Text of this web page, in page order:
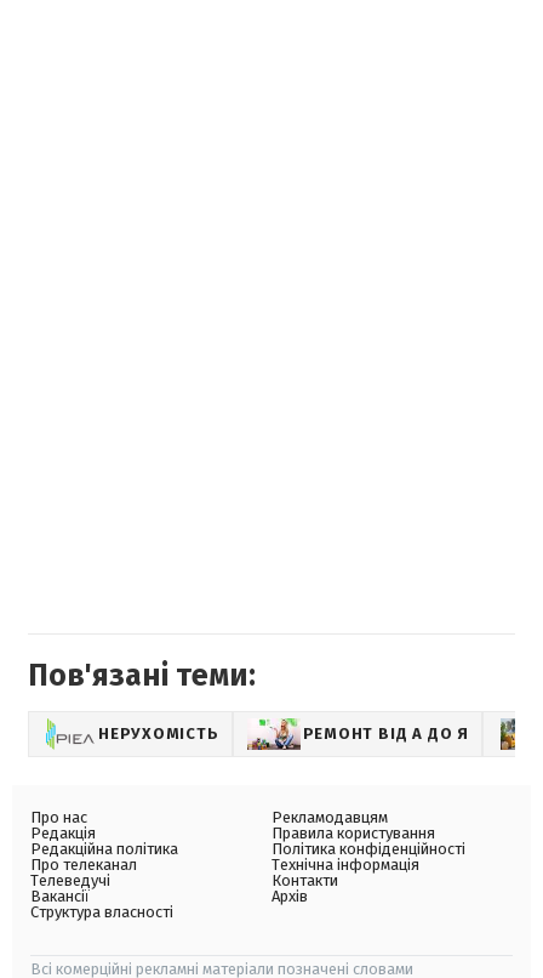
Пов'язані теми:
НЕРУХОМІСТЬ РЕМОНТ ВІД А ДО Я
Про нас
Редакція
Редакційна політика
Про телеканал
Телеведучі
Вакансії
Структура власності
Рекламодавцям
Правила користування
Політика конфіденційності
Технічна інформація
Контакти
Архів
Всі комерційні рекламні матеріали позначені словами